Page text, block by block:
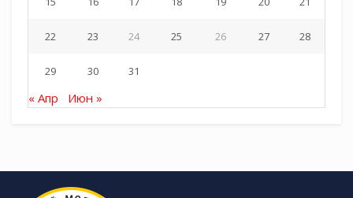
22 23 24 25 26 27 28
29 30 31
« Апр Июн »